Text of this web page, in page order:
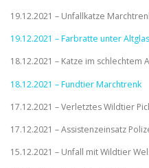
19.12.2021 – Unfallkatze
19.12.2021 – Farbratte unter
18.12.2021 – Katze im schlechtem
18.12.2021 – Fundtier Marchtrenk
17.12.2021 – Verletztes Wildtier
17.12.2021 – Assistenzeinsatz
15.12.2021 – Unfall mit Wildtier